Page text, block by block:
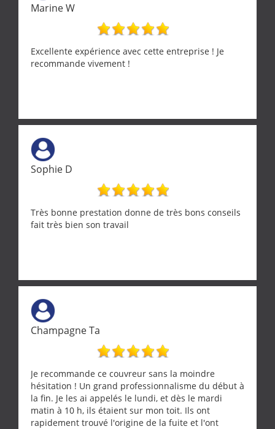
Marine W
Excellente expérience avec cette entreprise ! Je
recommande vivement !
Sophie D
Très bonne prestation donne de très bons conseils
fait très bien son travail
Champagne Ta
Je recommande ce couvreur sans la moindre
hésitation ! Un grand professionnalisme du début à
la fin. Je les ai appelés le lundi, et dès le mardi
matin à 10 h, ils étaient sur mon toit. Ils ont
rapidement trouvé l'origine de la fuite et l'ont